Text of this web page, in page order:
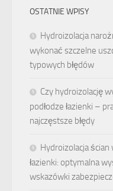
OSTATNIE WPISY
Hydroizolacja
wykonać szczelne
typowych błędów
Czy hydroizolację
podłodze łazienki –
najczęstsze błędy
Hydroizolacja
łazienki: optymalna
wskazówki